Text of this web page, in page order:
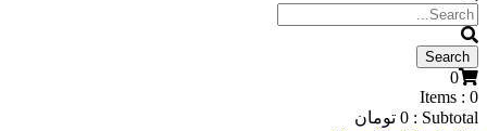
0
Items : 0
Subtotal :
0 تومان